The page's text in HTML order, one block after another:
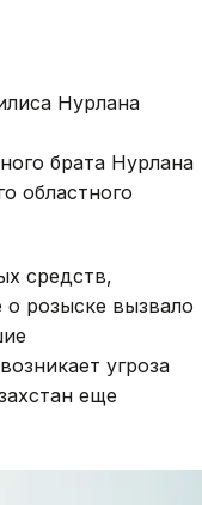
Нурлана
брата Нурлана
областного
средств,
розыске вызвало
угроза
еще